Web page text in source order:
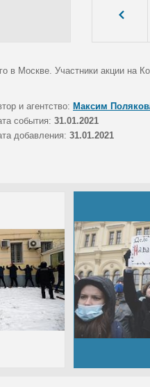
в Москве. Участники акции на
и агентство: Максим
события: 31.01.2021
добавления: 31.01.2021